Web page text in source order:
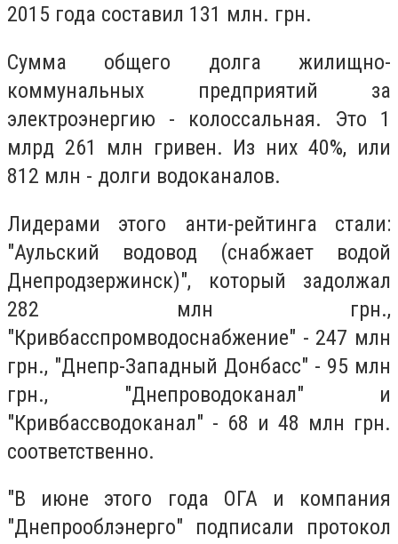
2015 года составил 131 млн. грн.
Сумма общего долга жилищно-
коммунальных предприятий за
электроэнергию - колоссальная. Это 1
млрд 261 млн гривен. Из них 40%, или
812 млн - долги водоканалов.
Лидерами этого анти-рейтинга стали:
"Аульский водовод (снабжает водой
Днепродзержинск)", который задолжал
282 млн грн.,
"Кривбасспромводоснабжение" - 247 млн
​​грн., "Днепр-Западный Донбасс" - 95 млн
грн., "Днепроводоканал" и
"Кривбассводоканал" - 68 и 48 млн грн.
соответственно.
"В июне этого года ОГА и компания
"Днепрооблэнерго" подписали протокол